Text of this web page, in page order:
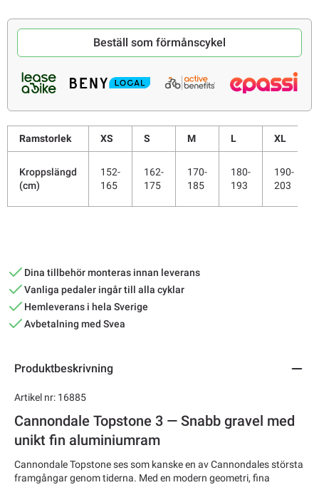
Beställ som förmånscykel
Ramstorlek XS S M L XL
Kroppslängd
(cm)
152-
165
162-
175
170-
185
180-
193
190-
203
Dina tillbehör monteras innan leverans
Vanliga pedaler ingår till alla cyklar
Hemleverans i hela Sverige
Avbetalning med Svea
Produktbeskrivning
Artikel nr: 16885
Cannondale Topstone 3 — Snabb gravel med
unikt fin aluminiumram
Cannondale Topstone ses som kanske en av Cannondales största
framgångar genom tiderna. Med en modern geometri, fina